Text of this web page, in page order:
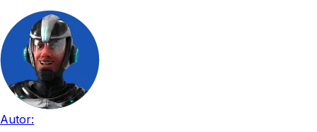
Autor: